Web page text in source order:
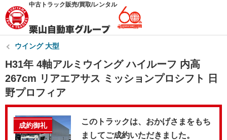
中古トラック販売/買取/レンタル
ウイング 大型
H31年 4軸アルミウイング ハイルーフ 内高
267cm リアエアサス ミッションプロシフト 日
野プロフィア
成約御礼
このトラックは、おかげさまをもち
ましてご成約いただきました。